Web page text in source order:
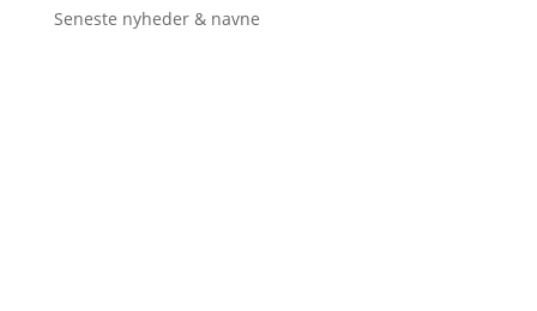
Seneste nyheder & navne